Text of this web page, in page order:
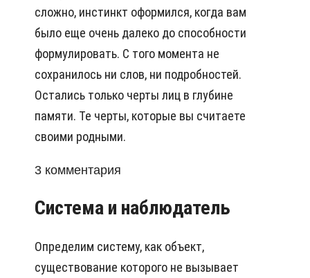
сложно, инстинкт оформился, когда вам
было еще очень далеко до способности
формулировать. С того момента не
сохранилось ни слов, ни подробностей.
Остались только черты лиц в глубине
памяти. Те черты, которые вы считаете
своими родными.
3 комментария
Система и наблюдатель
Определим систему, как объект,
существование которого не вызывает